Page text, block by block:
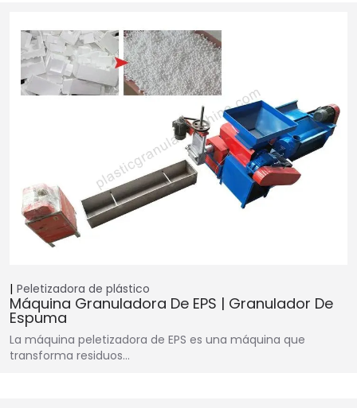
Peletizadora de plástico
Máquina Granuladora De EPS | Granulador De
Espuma
La máquina peletizadora de EPS es una máquina que
transforma residuos…